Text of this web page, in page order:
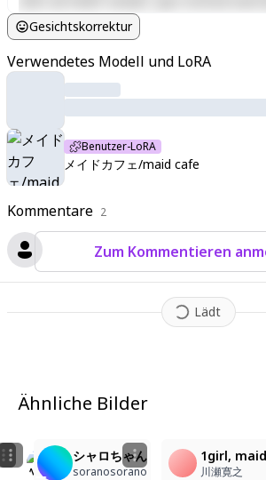
Kommentare 2
Zum Kommentieren
Lädt
laboris nisi ut aliquip ex ea commodo
dolor in reprehenderit in voluptate velit
fugiat nulla pariatur. Excepteur sint
proident, sunt in culpa qui officia deserunt
Gesichtskorrektur
Verwendetes Modell und LoRA
Benutzer-LoRA
メイドカフェ/maid cafe
Ähnliche Bilder
メイドアビーちゃん
ホーリー投げるバナナ
コーヒーをどうぞ！
飛行機雲
シャロちゃん
soranosorano
1girl,
川瀬寛之